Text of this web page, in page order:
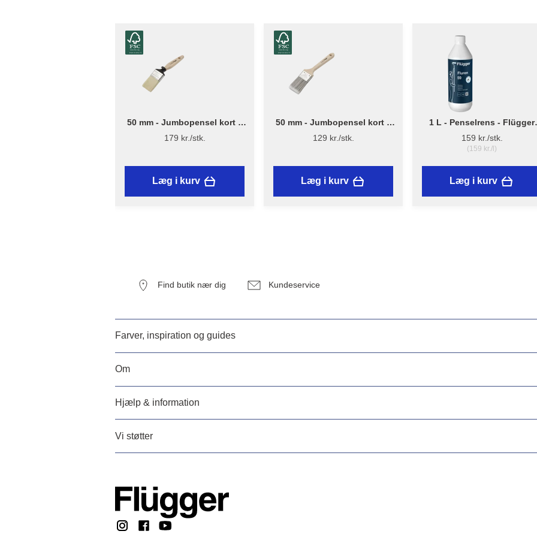
50 mm - Jumbopensel kort –
Flügger Excellence Series
179 kr./stk.
Læg i kurv
50 mm - Jumbopensel kort –
Flügger Pro Series
129 kr./stk.
Læg i kurv
1 L - Penselrens - Flügger
Fluren 59
159 kr./stk.
(159 kr./l)
Læg i kurv
Find butik nær dig Kundeservice
Farver, inspiration og guides
Om
Hjælp & information
Vi støtter